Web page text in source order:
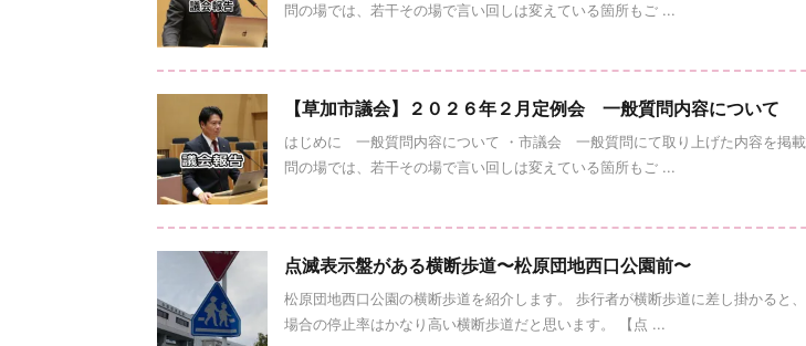
問の場では、若干その場で言い回しは変えている箇所もご ...
【草加市議会】２０２６年２月定例会 一般質問内容について
はじめに 一般質問内容について ・市議会 一般質問にて取り上げた内容を掲
問の場では、若干その場で言い回しは変えている箇所もご ...
点滅表示盤がある横断歩道〜松原団地西口公園前〜
松原団地西口公園の横断歩道を紹介します。 歩行者が横断歩道に差し掛かる
場合の停止率はかなり高い横断歩道だと思います。 【点 ...